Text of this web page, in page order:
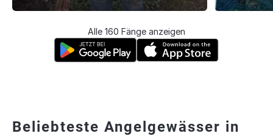
Alle 160 Fänge anzeigen
Beliebteste Angelgewässer in